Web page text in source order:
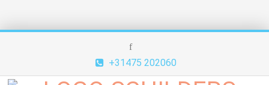
+31475 202060